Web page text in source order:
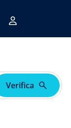
Verifica